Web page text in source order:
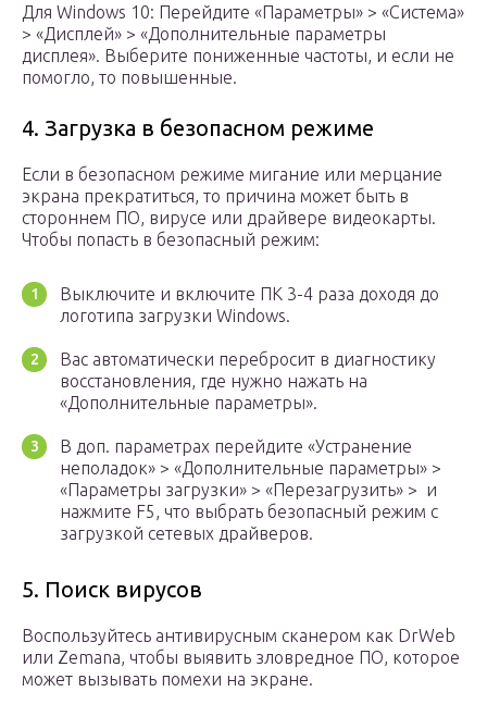
Для Windows 10: Перейдите «Параметры» > «Система»
> «Дисплей» > «Дополнительные параметры
дисплея». Выберите пониженные частоты, и если не
помогло, то повышенные.
4. Загрузка в безопасном режиме
Если в безопасном режиме мигание или мерцание
экрана прекратиться, то причина может быть в
стороннем ПО, вирусе или драйвере видеокарты.
Чтобы попасть в безопасный режим:
Выключите и включите ПК 3-4 раза доходя до
логотипа загрузки Windows.
Вас автоматически перебросит в диагностику
восстановления, где нужно нажать на
«Дополнительные параметры».
В доп. параметрах перейдите «Устранение
неполадок» > «Дополнительные параметры» >
«Параметры загрузки» > «Перезагрузить» > и
нажмите F5, что выбрать безопасный режим с
загрузкой сетевых драйверов.
5. Поиск вирусов
Воспользуйтесь антивирусным сканером как DrWeb
или Zemana, чтобы выявить зловредное ПО, которое
может вызывать помехи на экране.